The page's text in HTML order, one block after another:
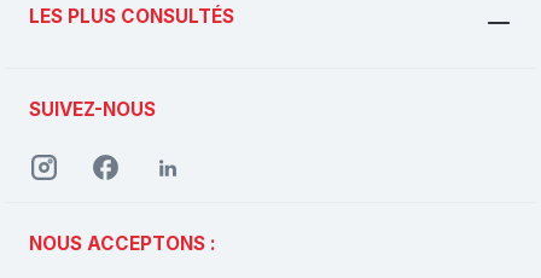
LES PLUS CONSULTÉS
SUIVEZ-NOUS
NOUS ACCEPTONS :